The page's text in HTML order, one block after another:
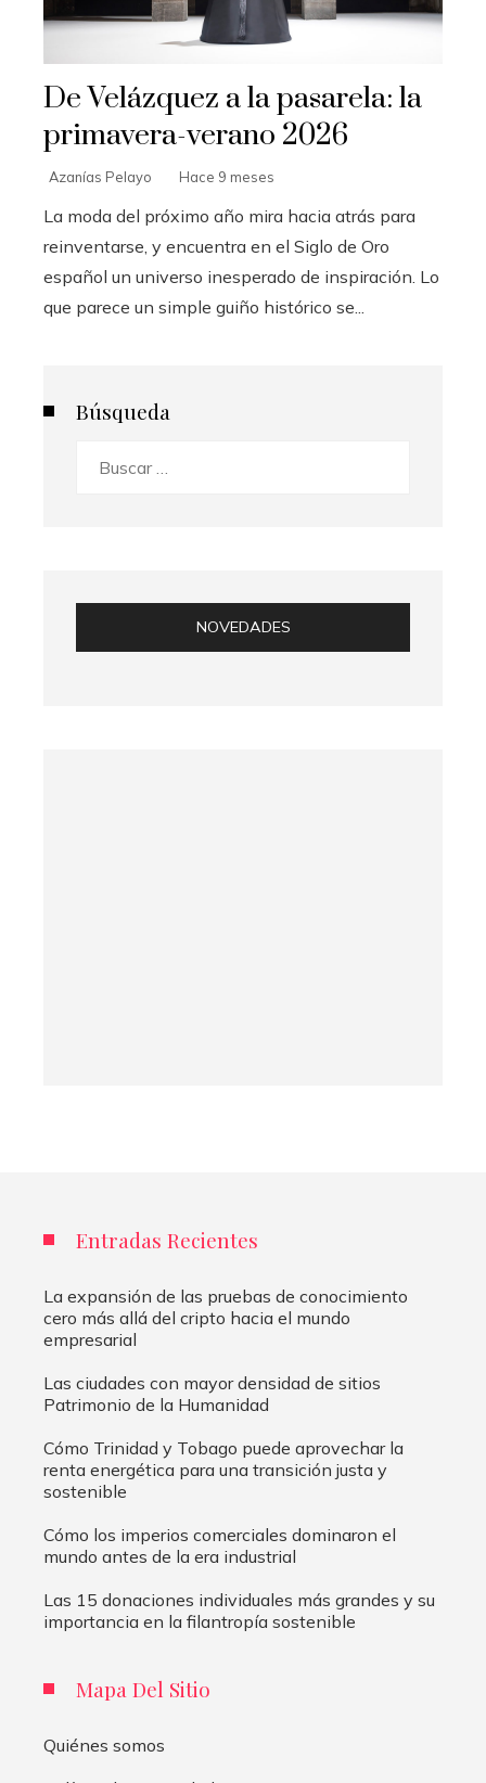
De Velázquez a la pasarela: la
primavera-verano 2026
Azanías Pelayo Hace 9 meses
La moda del próximo año mira hacia atrás para
reinventarse, y encuentra en el Siglo de Oro
español un universo inesperado de inspiración. Lo
que parece un simple guiño histórico se...
Búsqueda
NOVEDADES
Entradas Recientes
La expansión de las pruebas de conocimiento
cero más allá del cripto hacia el mundo
empresarial
Las ciudades con mayor densidad de sitios
Patrimonio de la Humanidad
Cómo Trinidad y Tobago puede aprovechar la
renta energética para una transición justa y
sostenible
Cómo los imperios comerciales dominaron el
mundo antes de la era industrial
Las 15 donaciones individuales más grandes y su
importancia en la filantropía sostenible
Mapa Del Sitio
Quiénes somos